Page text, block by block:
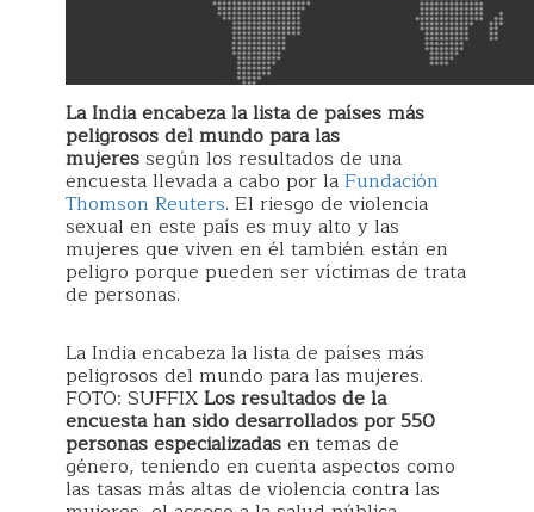
La India encabeza la lista de países más
peligrosos del mundo para las
mujeressegún los resultados de una
encuesta llevada a cabo por laFundación
Thomson Reuters. El riesgo de violencia
sexual en este país es muy alto y las
mujeres que viven en él también están en
peligro porque pueden ser víctimas de trata
de personas.
La India encabeza la lista de países más
peligrosos del mundo para las mujeres.
FOTO: SUFFIXLos resultados de la
encuesta han sido desarrollados por 550
personas especializadasen temas de
género, teniendo en cuenta aspectos como
las tasas más altas de violencia contra las